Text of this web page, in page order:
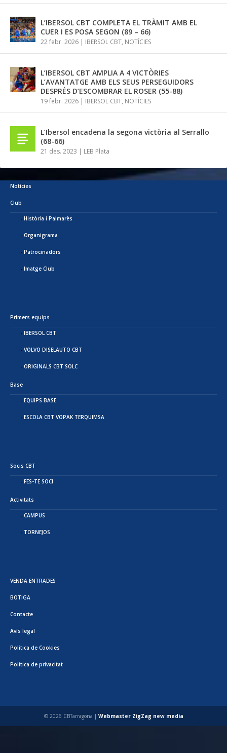
L’IBERSOL CBT COMPLETA EL TRÀMIT AMB EL
CUER I ES POSA SEGON (89 – 66)
22 febr. 2026 | IBERSOL CBT, NOTÍCIES
L’IBERSOL CBT AMPLIA A 4 VICTÒRIES
L’AVANTATGE AMB ELS SEUS PERSEGUIDORS
DESPRÉS D’ESCOMBRAR EL ROSER (55-88)
19 febr. 2026 | IBERSOL CBT, NOTÍCIES
L’Ibersol encadena la segona victòria al Serrallo
(68-66)
21 des. 2023 | LEB Plata
Notícies
Club
Història i Palmarès
Organigrama
Patrocinadors
Imatge Club
Primers equips
IBERSOL CBT
VOLVO DISELAUTO CBT
ORIGINALS CBT SOLC
Base
EQUIPS BASE
ESCOLA CBT VOPAK TERQUIMSA
Socis CBT
FES-TE SOCI
Activitats
CAMPUS
TORNEJOS
VENDA ENTRADES
BOTIGA
Contacte
Avís legal
Politica de Cookies
Política de privacitat
© 2026 CBTarragona | Webmaster ZigZag new media